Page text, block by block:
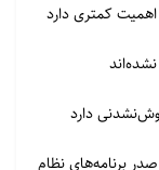
می‌تواند به
زندگی قرار
اهمیت کمتری دارد
دارد
برنامه‌های نظام